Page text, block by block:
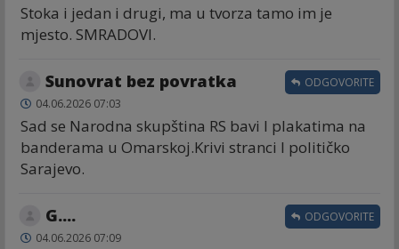
Stoka i jedan i drugi, ma u tvorza tamo im je
mjesto. SMRADOVI.
Sunovrat bez povratka
04.06.2026 07:03
Sad se Narodna skupština RS bavi I plakatima na
banderama u Omarskoj.Krivi stranci I političko
Sarajevo.
ODGOVORITE
G....
04.06.2026 07:09
ODGOVORITE